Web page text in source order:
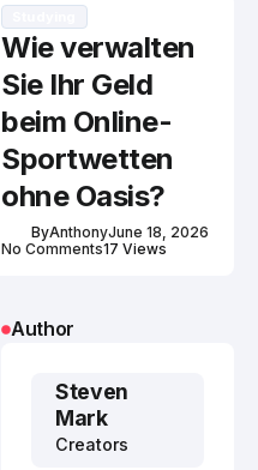
Wie verwalten
Sie Ihr Geld
beim Online-
Sportwetten
ohne Oasis?
ByAnthonyJune 18, 2026
No Comments17 Views
Author
Steven
Mark
Creators